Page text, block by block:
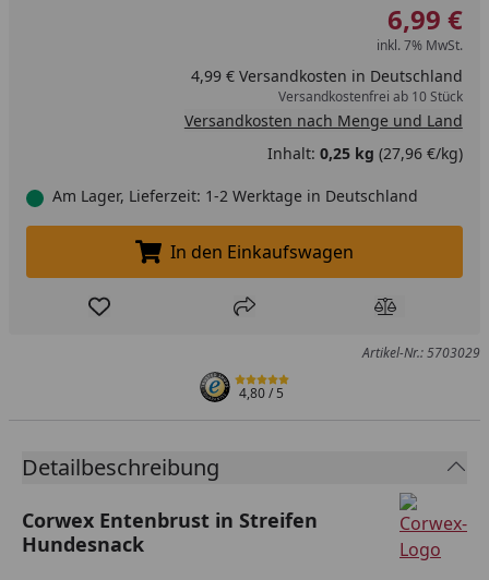
6,99 €
inkl. 7% MwSt.
4,99 € Versandkosten in Deutschland
Versandkostenfrei ab 10 Stück
Versandkosten nach Menge und Land
Inhalt: 0,25 kg (27,96 €/kg)
Am Lager, Lieferzeit: 1-2 Werktage in Deutschland
In den Einkaufswagen legen
In den Einkaufswagen
Produkt zur Wunschliste hinzufügen
Teilen Produkt
Artikel-Nr.: 5703029
4,80/ 5
Detailbeschreibung
Corwex Entenbrust in Streifen
Hundesnack